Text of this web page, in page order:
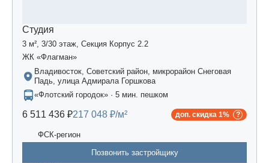
Студия
3 м², 3/30 этаж, Секция Корпус 2.2
ЖК «Флагман»
Владивосток, Советский район, микрорайон Снеговая
Падь, улица Адмирала Горшкова
«Флотский городок» · 5 мин. пешком
6 511 436 ₽217 048 ₽/м² доп. скидка 1%
ФСК-регион
Позвонить застройщику